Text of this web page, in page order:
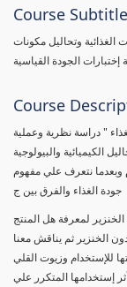
Course Subtitle
وتحاليل مكونات
إختبارات الجودة القياسية
Course
" دراسة نظرية وعملية
الكيميائية والبيولوجية
وبعدما نتعرف علي مفهوم
جودة الغذاء والفرق بين ج
لمعرفة هل المنتج
الخنزير ثم يناقش معنا
للإستخدام وزيوت القلي
إستخدامها المتكرر علي